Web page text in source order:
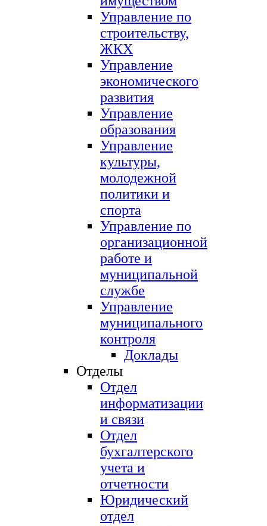
Управление по
строительству,
ЖКХ
Управление
экономического
развития
Управление
образования
Управление
культуры,
молодежной
политики и
спорта
Управление по
организационной
работе и
муниципальной
службе
Управление
муниципального
контроля
Доклады
Отделы
Отдел
информатизации
и связи
Отдел
бухгалтерского
учета и
отчетности
Юридический
отдел